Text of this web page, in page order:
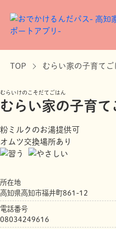
TOP むらい家の子育てご
むらいけのこそだてごはん
むらい家の子育て
粉ミルクのお湯提供可
オムツ交換場所あり
所在地
高知県高知市福井町861-12
電話番号
08034249616